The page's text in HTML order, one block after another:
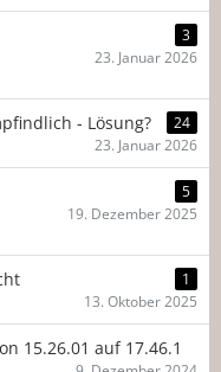
3
23. Januar 2026
- Lösung?
24
23. Januar 2026
5
19. Dezember 2025
1
13. Oktober 2025
15.26.01 auf 17.46.1